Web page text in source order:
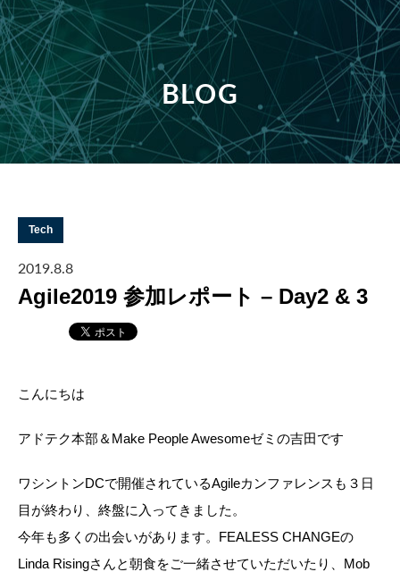
BLOG
Tech
2019.8.8
Agile2019 参加レポート – Day2 & 3
こんにちは
アドテク本部＆Make People Awesomeゼミの吉田です
ワシントンDCで開催されているAgileカンファレンスも３日
目が終わり、終盤に入ってきました。
今年も多くの出会いがあります。FEALESS CHANGEの
Linda Risingさんと朝食をご一緒させていただいたり、Mob